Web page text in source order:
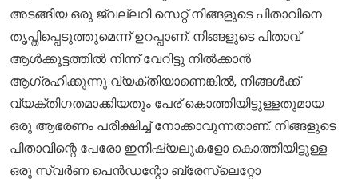
അടങ്ങിയ ഒരു ജ്വല്ലറി സെറ്റ് നിങ്ങളുടെ പിതാവിനെ
തൃപ്തിപ്പെടുത്തുമെന്ന് ഉറപ്പാണ്. നിങ്ങളുടെ പിതാവ്
ആൾക്കൂട്ടത്തിൽ നിന്ന് വേറിട്ടു നിൽക്കാൻ
ആഗ്രഹിക്കുന്നു വ്യക്തിയാണെങ്കിൽ, നിങ്ങൾക്ക്
വ്യക്തിഗതമാക്കിയതും പേര് കൊത്തിയിട്ടുള്ളതുമായ
ഒരു ആഭരണം പരീക്ഷിച്ച് നോക്കാവുന്നതാണ്. നിങ്ങളുടെ
പിതാവിന്റെ പേരോ ഇനീഷ്യലുകളോ കൊത്തിയിട്ടുള്ള
ഒരു സ്വർണ പെൻഡന്റോ ബ്രേസ്ലെറ്റോ